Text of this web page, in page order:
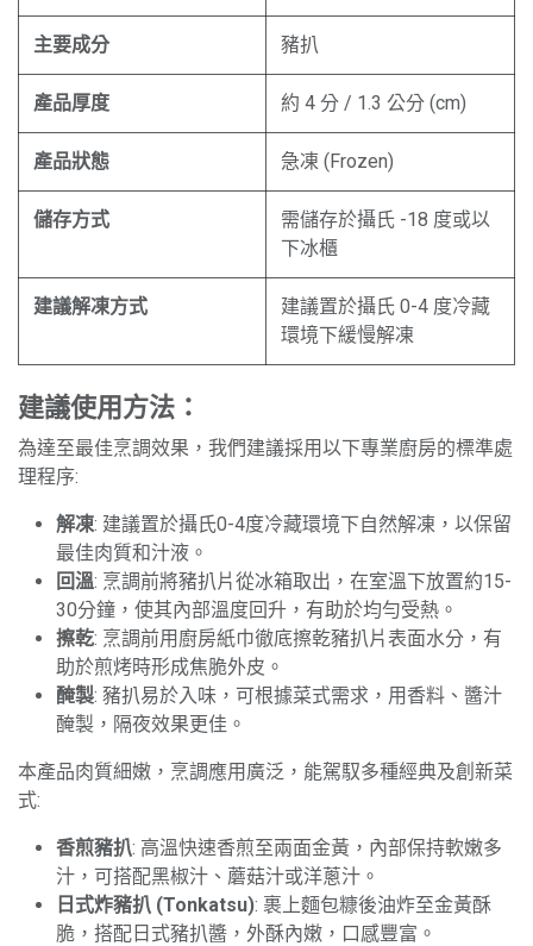
主要成分 豬扒
產品厚度 約 4 分 / 1.3 公分 (cm)
產品狀態 急凍 (Frozen)
儲存方式
需儲存於攝氏 -18 度或以
下冰櫃
建議解凍方式
建議置於攝氏 0-4 度冷藏
環境下緩慢解凍
建議使用方法：
為達至最佳烹調效果，我們建議採用以下專業廚房的標準處
理程序:
解凍: 建議置於攝氏0-4度冷藏環境下自然解凍，以保留
最佳肉質和汁液。
回溫: 烹調前將豬扒片從冰箱取出，在室溫下放置約15-
30分鐘，使其內部溫度回升，有助於均勻受熱。
擦乾: 烹調前用廚房紙巾徹底擦乾豬扒片表面水分，有
助於煎烤時形成焦脆外皮。
醃製: 豬扒易於入味，可根據菜式需求，用香料、醬汁
醃製，隔夜效果更佳。
本產品肉質細嫩，烹調應用廣泛，能駕馭多種經典及創新菜
式:
香煎豬扒: 高溫快速香煎至兩面金黃，內部保持軟嫩多
汁，可搭配黑椒汁、蘑菇汁或洋蔥汁。
日式炸豬扒 (Tonkatsu): 裹上麵包糠後油炸至金黃酥
脆，搭配日式豬扒醬，外酥內嫩，口感豐富。